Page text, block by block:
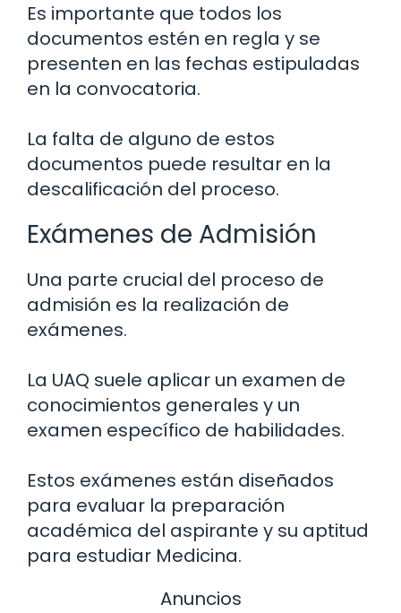
Es importante que todos los
documentos estén en regla y se
presenten en las fechas estipuladas
en la convocatoria.
La falta de alguno de estos
documentos puede resultar en la
descalificación del proceso.
Exámenes de Admisión
Una parte crucial del proceso de
admisión es la realización de
exámenes.
La UAQ suele aplicar un examen de
conocimientos generales y un
examen específico de habilidades.
Estos exámenes están diseñados
para evaluar la preparación
académica del aspirante y su aptitud
para estudiar Medicina.
Anuncios